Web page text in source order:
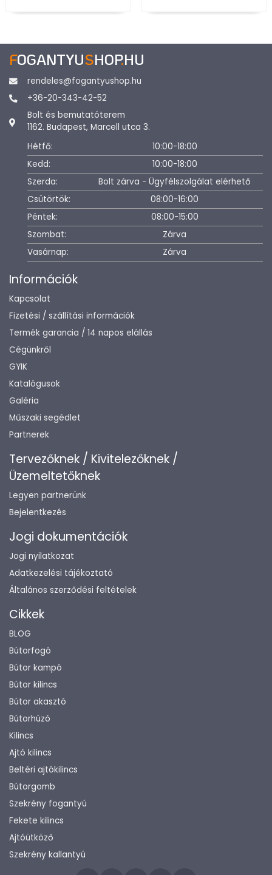
FOGANTYUSHOP.HU
rendeles@fogantyushop.hu
+36-20-343-42-52
Bolt és bemutatóterem
1162. Budapest, Marcell utca 3.
Hétfő:
10:00-18:00
Kedd:
10:00-18:00
Szerda:
Bolt zárva - Ügyfélszolgálat elérhető
Csütörtök:
08:00-16:00
Péntek:
08:00-15:00
Szombat:
Zárva
Vasárnap:
Zárva
Információk
Kapcsolat
Fizetési / szállítási információk
Termék garancia / 14 napos elállás
Cégünkről
GYIK
Katalógusok
Galéria
Műszaki segédlet
Partnerek
Tervezőknek / Kivitelezőknek /
Üzemeltetőknek
Legyen partnerünk
Bejelentkezés
Jogi dokumentációk
Jogi nyilatkozat
Adatkezelési tájékoztató
Általános szerződési feltételek
Cikkek
BLOG
Bútorfogó
Bútor kampó
Bútor kilincs
Bútor akasztó
Bútorhúzó
Kilincs
Ajtó kilincs
Beltéri ajtókilincs
Bútorgomb
Szekrény fogantyú
Fekete kilincs
Ajtóütköző
Szekrény kallantyú